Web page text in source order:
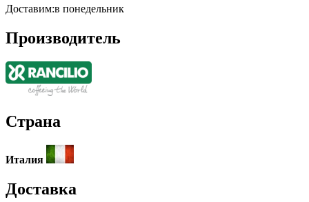
Доставим:в понедельник
Производитель
Страна
Италия
Доставка